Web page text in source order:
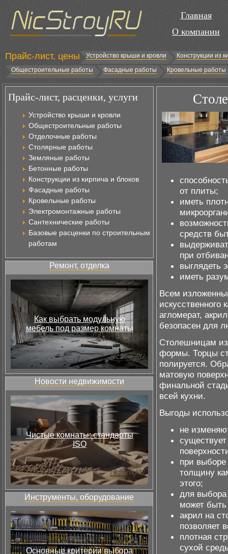
Главная
О компании
Прайс-лист, цены Устройство крыши и кровли
Конструкции из
Общестроительные работы
Фасадные работы Кровельные работы
Прайс-лист, расценки, услуги
Устройство крыши и кровли
Общестроительные работы
Отделочные работы
Столярные работы
Земляные работы
Бетонные работы
Конструкции из кирпича и блоков
Фасадные работы
Кровельные работы
Электромонтажные работы
Сантехнические работы
Базовые расценки по строительным
работам
Ремонт, отделка
Как выбрать модульную
мебель под размер комнаты
Новости недвижимости
Чистые комнаты: стандарты
ISO
Инструменты, оборудование
Основные критерии выбора
от плиты;
иметь
средств
при
выглядеть
иметь
Всем
агломерат,
безопасен для
Столешницам из
формы. Торцы
полируется.
матовую
финальной
всей кухни.
Выгоды
не
при
толщину
этого;
для выбора
может
акрил на
позволяет
плотная
сухой